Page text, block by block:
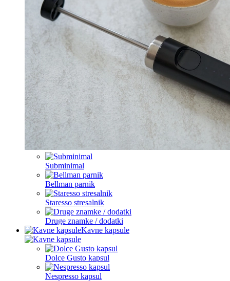
Subminimal
Bellman parnik
Staresso stresalnik
Druge znamke / dodatki
Kavne kapsule
Dolce Gusto kapsul
Nespresso kapsul